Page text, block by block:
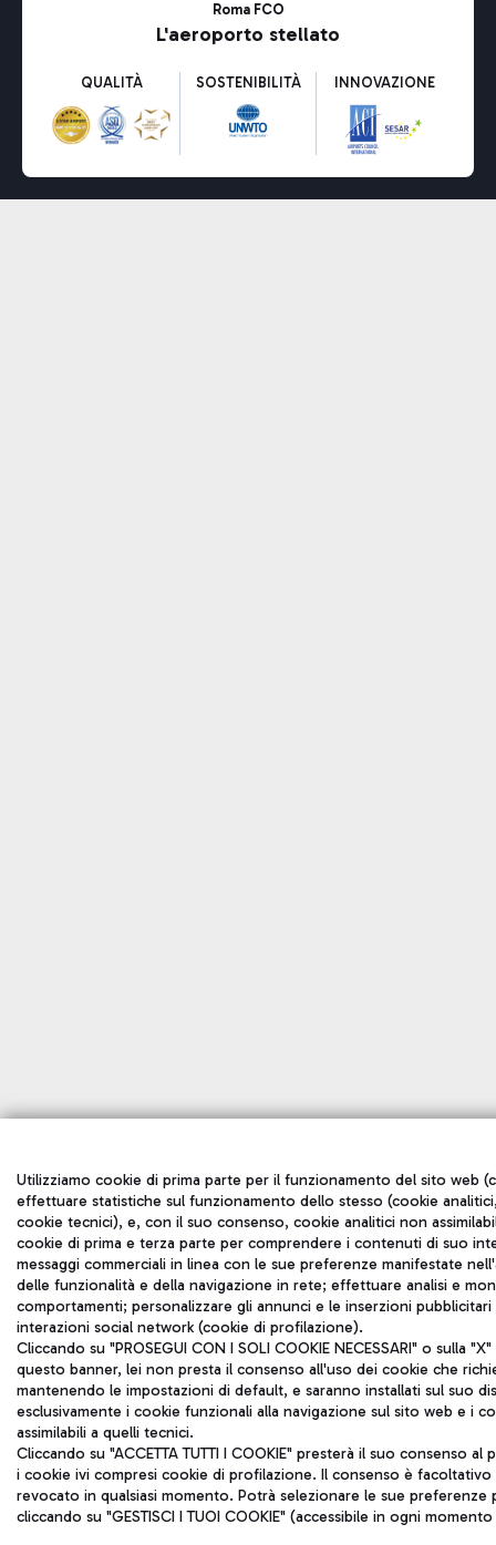
Roma FCO
L'aeroporto stellato
QUALITÀ SOSTENIBILITÀ INNOVAZIONE
Utilizziamo cookie di prima parte per il funzionamento del sito web
effettuare statistiche sul funzionamento dello stesso (cookie
cookie tecnici), e, con il suo consenso, cookie analitici non
cookie di prima e terza parte per comprendere i contenuti di suo
messaggi commerciali in linea con le sue preferenze manifestate
delle funzionalità e della navigazione in rete; effettuare analisi e
comportamenti; personalizzare gli annunci e le inserzioni
interazioni social network (cookie di profilazione).
Cliccando su "PROSEGUI CON I SOLI COOKIE NECESSARI" o sulla
questo banner, lei non presta il consenso all'uso dei cookie che
mantenendo le impostazioni di default, e saranno installati sul suo
esclusivamente i cookie funzionali alla navigazione sul sito web e i
assimilabili a quelli tecnici.
Cliccando su "ACCETTA TUTTI I COOKIE" presterà il suo consenso
i cookie ivi compresi cookie di profilazione. Il consenso è facoltativo
revocato in qualsiasi momento. Potrà selezionare le sue preferenze
cliccando su "GESTISCI I TUOI COOKIE" (accessibile in ogni